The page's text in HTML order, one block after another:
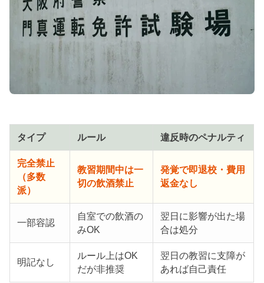
タイプ ルール 違反時のペナルティ
完全禁止
（多数
派）
教習期間中は一
切の飲酒禁止
発覚で即退校・費用
返金なし
一部容認
自室での飲酒の
みOK
翌日に影響が出た場
合は処分
明記なし
ルール上はOK
だが非推奨
翌日の教習に支障が
あれば自己責任